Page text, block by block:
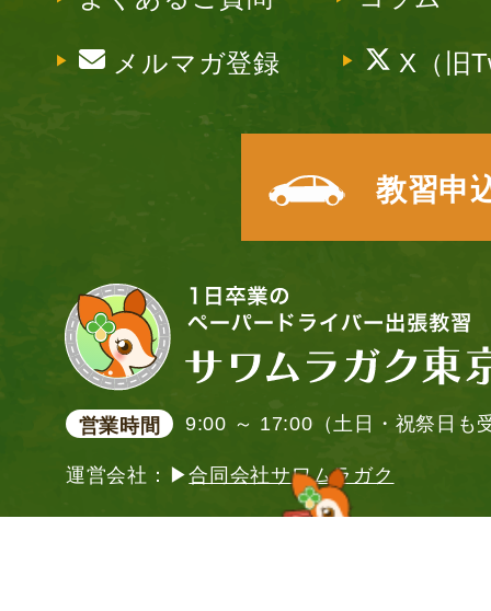
メルマガ登録 X（旧
教習申
営業時間 9:00 ～ 17:00（土日・祝祭日も
運営会社：▶合同会社サワムラガク